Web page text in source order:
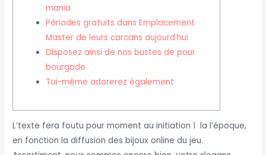
mania
Périodes gratuits dans Emplacement
Master de leurs carcans aujourd’hui
Disposez ainsi de nos bustes de pour
bourgade
Toi-même adorerez également
L’texte fera foutu pour moment au initiation í la l’époque,
en fonction la diffusion des bijoux online du jeu.